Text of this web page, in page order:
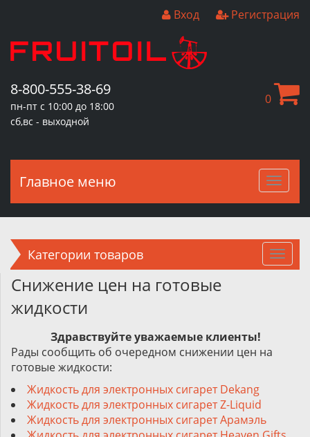
Вход Регистрация
8-800-555-38-69
пн-пт с 10:00 до 18:00
сб,вс - выходной
0
Главное меню
Категории товаров
Снижение цен на готовые
жидкости
Здравствуйте уважаемые клиенты!
Рады сообщить об очередном снижении цен на
готовые жидкости:
Жидкость для электронных сигарет Dekang
Жидкость для электронных сигарет Z-Liquid
Жидкость для электронных сигарет Арамэль